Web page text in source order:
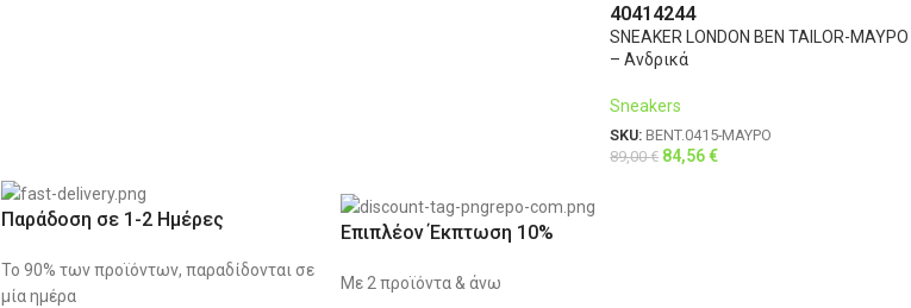
4041 4244
SNEAKER LONDON BEN TAILOR-ΜΑΥΡΟ
– Ανδρικά
Sneakers
SKU: BENT.0415-ΜΑΥΡΟ
89,00€ 84,56€
Παράδοση σε 1-2 Ημέρες
Το 90% των προϊόντων, παραδίδονται σε
μία ημέρα
Επιπλέον Έκπτωση 10%
Με 2 προϊόντα & άνω